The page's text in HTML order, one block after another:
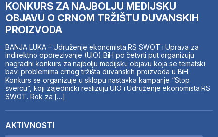
KONKURS ZA NAJBOLJU MEDIJSKU
OBJAVU O CRNOM TRŽIŠTU DUVANSKIH
PROIZVODA
BANJA LUKA – Udruženje ekonomista RS SWOT i Uprava za
indirektno oporezivanje (UIO) BiH po četvrti put organizuju
nagradni konkurs za najbolju medijsku objavu koja se tematski
bavi problemima crnog tržišta duvanskih proizvoda u BiH.
Konkurs se organizuje u sklopu nastavka kampanje “Stop
švercu”, koji zajednički realizuju UIO i Udruženje ekonomista RS
SWOT. Rok za […]
AKTIVNOSTI